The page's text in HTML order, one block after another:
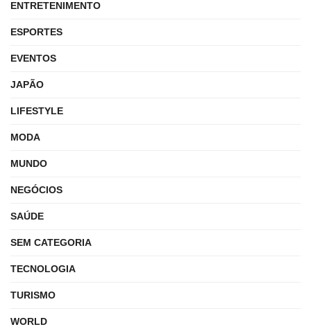
ENTRETENIMENTO
ESPORTES
EVENTOS
JAPÃO
LIFESTYLE
MODA
MUNDO
NEGÓCIOS
SAÚDE
SEM CATEGORIA
TECNOLOGIA
TURISMO
WORLD